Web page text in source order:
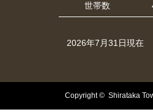
世帯数
2026年7月31日現在
Copyright © Shirataka